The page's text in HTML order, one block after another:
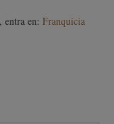
entra en: Franquicia